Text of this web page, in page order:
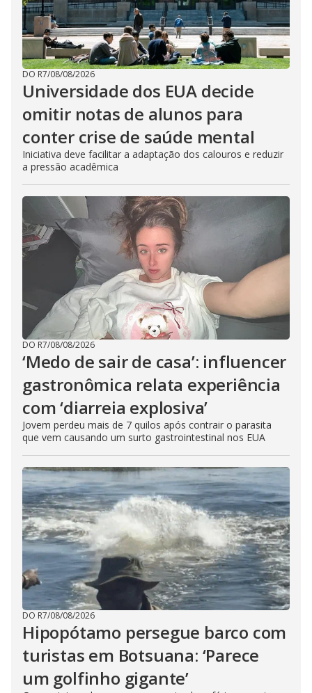
DO R7/08/08/2026
Universidade dos EUA decide
omitir notas de alunos para
conter crise de saúde mental
Iniciativa deve facilitar a adaptação dos calouros e reduzir
a pressão acadêmica
DO R7/08/08/2026
‘Medo de sair de casa’: influencer
gastronômica relata experiência
com ‘diarreia explosiva’
Jovem perdeu mais de 7 quilos após contrair o parasita
que vem causando um surto gastrointestinal nos EUA
DO R7/08/08/2026
Hipopótamo persegue barco com
turistas em Botsuana: ‘Parece
um golfinho gigante’